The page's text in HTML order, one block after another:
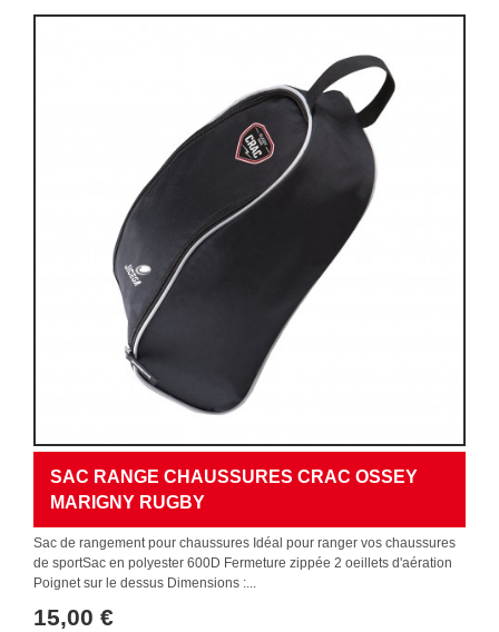
SAC RANGE CHAUSSURES CRAC OSSEY
MARIGNY RUGBY
Sac de rangement pour chaussures Idéal pour ranger vos chaussures
de sportSac en polyester 600D Fermeture zippée 2 oeillets d'aération
Poignet sur le dessus Dimensions :...
15,00 €